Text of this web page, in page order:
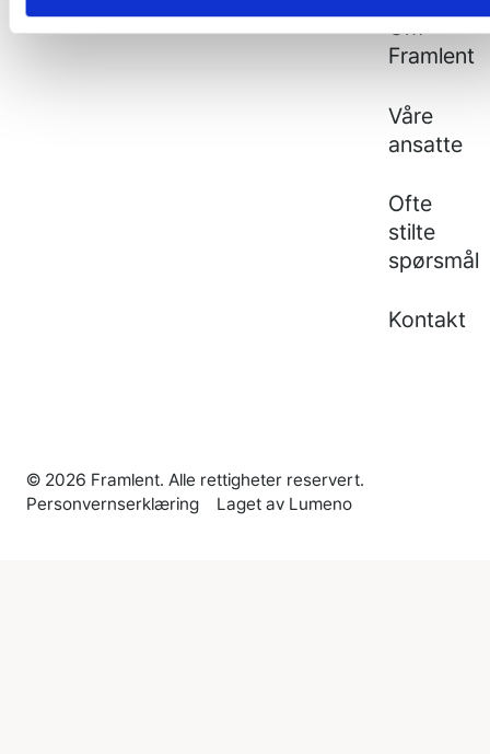
Aktuelt
Om
Framlent
Våre
ansatte
Ofte
stilte
spørsmål
Kontakt
© 2026 Framlent. Alle rettigheter reservert.
Personvernserklæring
Laget av Lumeno